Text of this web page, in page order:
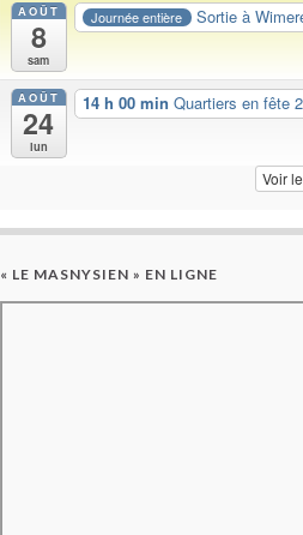
AOÛT
8
sam
Journée entière Sortie à
AOÛT
24
lun
14 h 00 min Quartiers en fête
Voir
« LE MASNYSIEN » EN LIGNE